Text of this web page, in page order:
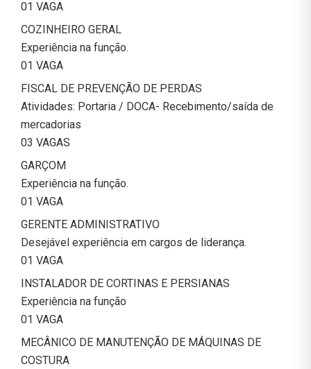
01 VAGA
COZINHEIRO GERAL
Experiência na função.
01 VAGA
FISCAL DE PREVENÇÃO DE PERDAS
Atividades: Portaria / DOCA- Recebimento/saída de
mercadorias
03 VAGAS
GARÇOM
Experiência na função.
01 VAGA
GERENTE ADMINISTRATIVO
Desejável experiência em cargos de liderança.
01 VAGA
INSTALADOR DE CORTINAS E PERSIANAS
Experiência na função
01 VAGA
MECÂNICO DE MANUTENÇÃO DE MÁQUINAS DE
COSTURA